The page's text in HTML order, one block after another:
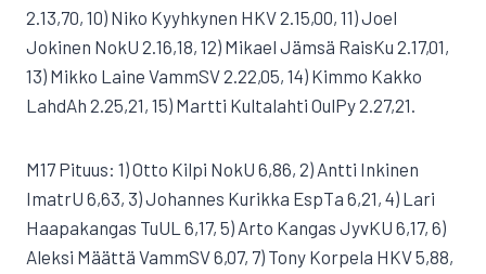
2.13,70, 10) Niko Kyyhkynen HKV 2.15,00, 11) Joel
Jokinen NokU 2.16,18, 12) Mikael Jämsä RaisKu 2.17,01,
13) Mikko Laine VammSV 2.22,05, 14) Kimmo Kakko
LahdAh 2.25,21, 15) Martti Kultalahti OulPy 2.27,21.
M17 Pituus: 1) Otto Kilpi NokU 6,86, 2) Antti Inkinen
ImatrU 6,63, 3) Johannes Kurikka EspTa 6,21, 4) Lari
Haapakangas TuUL 6,17, 5) Arto Kangas JyvKU 6,17, 6)
Aleksi Määttä VammSV 6,07, 7) Tony Korpela HKV 5,88,